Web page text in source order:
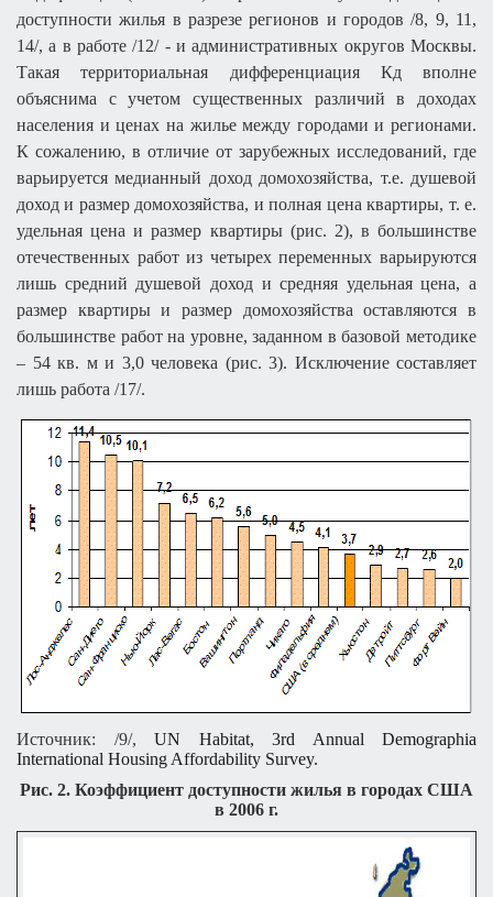
доступности жилья в разрезе регионов и городов /8, 9, 11,
14/, а в работе /12/ - и административных округов Москвы.
Такая территориальная дифференциация Кд вполне
объяснима с учетом существенных различий в доходах
населения и ценах на жилье между городами и регионами.
К сожалению, в отличие от зарубежных исследований, где
варьируется медианный доход домохозяйства, т.е. душевой
доход и размер домохозяйства, и полная цена квартиры, т. е.
удельная цена и размер квартиры (рис. 2), в большинстве
отечественных работ из четырех переменных варьируются
лишь средний душевой доход и средняя удельная цена, а
размер квартиры и размер домохозяйства оставляются в
большинстве работ на уровне, заданном в базовой методике
– 54 кв. м и 3,0 человека (рис. 3). Исключение составляет
лишь работа /17/.
Источник: /9/, UN Habitat, 3rd Annual Demographia
International Housing Affordability Survey.
Рис. 2. Коэффициент доступности жилья в городах США
в 2006 г.